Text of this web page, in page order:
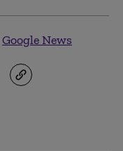
Google News